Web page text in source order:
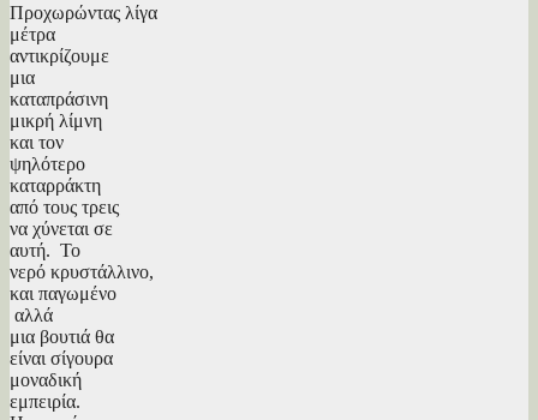
Προχωρώντας λίγα
μέτρα
αντικρίζουμε
μια
καταπράσινη
μικρή λίμνη
και τον
ψηλότερο
καταρράκτη
από τους τρεις
να χύνεται σε
αυτή. Το
νερό κρυστάλλινο,
και παγωμένο
αλλά
μια βουτιά θα
είναι σίγουρα
μοναδική
εμπειρία.